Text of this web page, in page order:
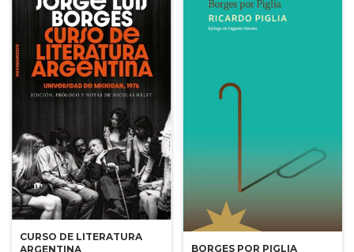
CURSO DE LITERATURA
ARGENTINA
BORGES POR PIGLIA